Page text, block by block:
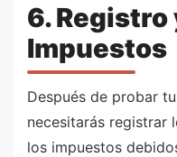
6. Registro
Impuestos
Después de probar
necesitarás registrar
los impuestos